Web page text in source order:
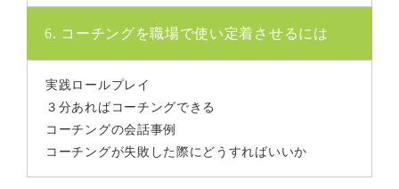
6. コーチングを職場で使い定着させるには
実践ロールプレイ
３分あればコーチングできる
コーチングの会話事例
コーチングが失敗した際にどうすればいいか